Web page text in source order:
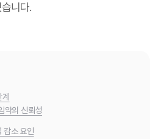
니다.
약의 신뢰성
감소 요인